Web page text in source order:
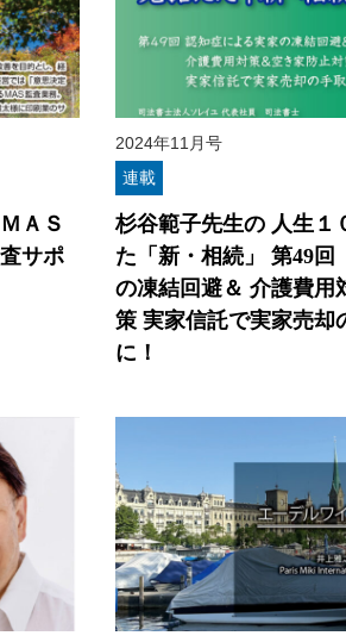
ＡＳ
サポ
2024年11月号
連載
杉谷範子先生の 人生１
た「新・相続」 第49
の凍結回避＆ 介護費用
策 実家信託で実家売却
に！